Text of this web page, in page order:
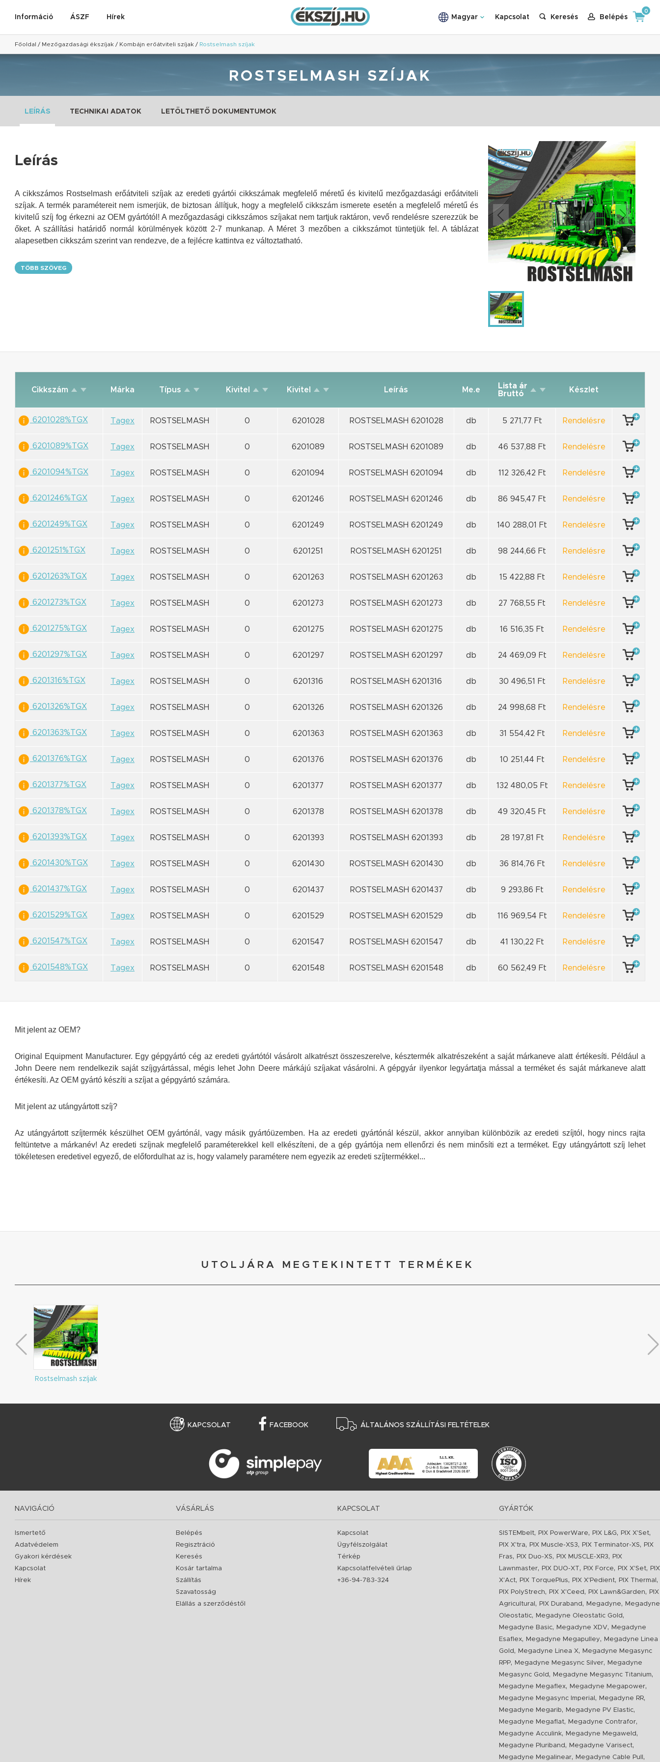
Információ ÁSZF Hírek Magyar Kapcsolat Keresés Belépés
0
Főoldal / Mezőgazdasági ékszíjak / Kombájn erőátviteli szíjak / Rostselmash szíjak
ROSTSELMASH SZÍJAK
LEÍRÁS TECHNIKAI ADATOK LETÖLTHETŐ DOKUMENTUMOK
Leírás
A cikkszámos Rostselmash erőátviteli szíjak az eredeti gyártói cikkszámak megfelelő méretű és kivitelű mezőgazdasági erőátviteli
szíjak. A termék paramétereit nem ismerjük, de biztosan állítjuk, hogy a megfelelő cikkszám ismerete esetén a megfelelő méretű és
kivitelű szíj fog érkezni az OEM gyártótól!A mezőgazdasági cikkszámos szíjakat nem tartjuk raktáron, vevő rendelésre szerezzük be
őket. A szállítási határidő normál körülmények között 2-7 munkanap. A Méret 3 mezőben a cikkszámot tüntetjük fel. A táblázat
alapesetben cikkszám szerint van rendezve, de a fejlécre kattintva ez változtatható.
TÖBB SZÖVEG
Cikkszám Márka Típus Kivitel Kivitel Leírás Me.e
Lista ár
Bruttó
Készlet
6201028%TGX Tagex ROSTSELMASH 0 6201028 ROSTSELMASH 6201028 db 5 271,77 Ft Rendelésre
6201089%TGX Tagex ROSTSELMASH 0 6201089 ROSTSELMASH 6201089 db 46 537,88 Ft Rendelésre
6201094%TGX Tagex ROSTSELMASH 0 6201094 ROSTSELMASH 6201094 db 112 326,42 Ft Rendelésre
6201246%TGX Tagex ROSTSELMASH 0 6201246 ROSTSELMASH 6201246 db 86 945,47 Ft Rendelésre
6201249%TGX Tagex ROSTSELMASH 0 6201249 ROSTSELMASH 6201249 db 140 288,01 Ft Rendelésre
6201251%TGX Tagex ROSTSELMASH 0 6201251 ROSTSELMASH 6201251 db 98 244,66 Ft Rendelésre
6201263%TGX Tagex ROSTSELMASH 0 6201263 ROSTSELMASH 6201263 db 15 422,88 Ft Rendelésre
6201273%TGX Tagex ROSTSELMASH 0 6201273 ROSTSELMASH 6201273 db 27 768,55 Ft Rendelésre
6201275%TGX Tagex ROSTSELMASH 0 6201275 ROSTSELMASH 6201275 db 16 516,35 Ft Rendelésre
6201297%TGX Tagex ROSTSELMASH 0 6201297 ROSTSELMASH 6201297 db 24 469,09 Ft Rendelésre
6201316%TGX Tagex ROSTSELMASH 0 6201316 ROSTSELMASH 6201316 db 30 496,51 Ft Rendelésre
6201326%TGX Tagex ROSTSELMASH 0 6201326 ROSTSELMASH 6201326 db 24 998,68 Ft Rendelésre
6201363%TGX Tagex ROSTSELMASH 0 6201363 ROSTSELMASH 6201363 db 31 554,42 Ft Rendelésre
6201376%TGX Tagex ROSTSELMASH 0 6201376 ROSTSELMASH 6201376 db 10 251,44 Ft Rendelésre
6201377%TGX Tagex ROSTSELMASH 0 6201377 ROSTSELMASH 6201377 db 132 480,05 Ft Rendelésre
6201378%TGX Tagex ROSTSELMASH 0 6201378 ROSTSELMASH 6201378 db 49 320,45 Ft Rendelésre
6201393%TGX Tagex ROSTSELMASH 0 6201393 ROSTSELMASH 6201393 db 28 197,81 Ft Rendelésre
6201430%TGX Tagex ROSTSELMASH 0 6201430 ROSTSELMASH 6201430 db 36 814,76 Ft Rendelésre
6201437%TGX Tagex ROSTSELMASH 0 6201437 ROSTSELMASH 6201437 db 9 293,86 Ft Rendelésre
6201529%TGX Tagex ROSTSELMASH 0 6201529 ROSTSELMASH 6201529 db 116 969,54 Ft Rendelésre
6201547%TGX Tagex ROSTSELMASH 0 6201547 ROSTSELMASH 6201547 db 41 130,22 Ft Rendelésre
6201548%TGX Tagex ROSTSELMASH 0 6201548 ROSTSELMASH 6201548 db 60 562,49 Ft Rendelésre
Mit jelent az OEM?
Original Equipment Manufacturer. Egy gépgyártó cég az eredeti gyártótól vásárolt alkatrészt összeszerelve, késztermék alkatrészeként a saját márkaneve alatt értékesíti. Például a
John Deere nem rendelkezik saját szíjgyártással, mégis lehet John Deere márkájú szíjakat vásárolni. A gépgyár ilyenkor legyártatja mással a terméket és saját márkaneve alatt
értékesíti. Az OEM gyártó készíti a szíjat a gépgyártó számára.
Mit jelent az utángyártott szíj?
Az utángyártott szíjtermék készülhet OEM gyártónál, vagy másik gyártóüzemben. Ha az eredeti gyártónál készül, akkor annyiban különbözik az eredeti szíjtól, hogy nincs rajta
feltüntetve a márkanév! Az eredeti szíjnak megfelelő paraméterekkel kell elkészíteni, de a gép gyártója nem ellenőrzi és nem minősíti ezt a terméket. Egy utángyártott szíj lehet
tökéletesen eredetivel egyező, de előfordulhat az is, hogy valamely paramétere nem egyezik az eredeti szíjtermékkel...
UTOLJÁRA MEGTEKINTETT TERMÉKEK
Rostselmash szíjak
KAPCSOLAT FACEBOOK ÁLTALÁNOS SZÁLLÍTÁSI FELTÉTELEK
NAVIGÁCIÓ
Ismertető
Adatvédelem
Gyakori kérdések
Kapcsolat
Hírek
VÁSÁRLÁS
Belépés
Regisztráció
Keresés
Kosár tartalma
Szállítás
Szavatosság
Elállás a szerződéstől
KAPCSOLAT
Kapcsolat
Ügyfélszolgálat
Térkép
Kapcsolatfelvételi űrlap
+36-94-783-324
GYÁRTÓK
SISTEMbelt, PIX PowerWare, PIX L&G, PIX X'Set,
PIX X'tra, PIX Muscle-XS3, PIX Terminator-XS,
PIX
Fras, PIX Duo-XS, PIX MUSCLE-XR3,
PIX
Lawnmaster, PIX DUO-XT , PIX Force, PIX X'Set,
PIX
X'Act, PIX TorquePlus, PIX X'Pedient, PIX Thermal ,
PIX PolyStrech, PIX X'Ceed , PIX Lawn&Garden,
PIX
Agricultural , PIX Duraband , Megadyne,
Megadyne
Oleostatic, Megadyne Oleostatic Gold ,
Megadyne Basic, Megadyne XDV,
Megadyne
Esaflex, Megadyne Megapulley,
Megadyne Linea
Gold , Megadyne Linea X,
Megadyne Megasync
RPP, Megadyne Megasync Silver,
Megadyne
Megasync Gold , Megadyne Megasync Titanium,
Megadyne Megaflex, Megadyne Megapower,
Megadyne Megasync Imperial , Megadyne RR,
Megadyne Megarib, Megadyne PV Elastic,
Megadyne Megaflat, Megadyne Contrafor,
Megadyne Acculink, Megadyne Megaweld ,
Megadyne Pluriband , Megadyne Varisect,
Megadyne Megalinear, Megadyne Cable Pull ,